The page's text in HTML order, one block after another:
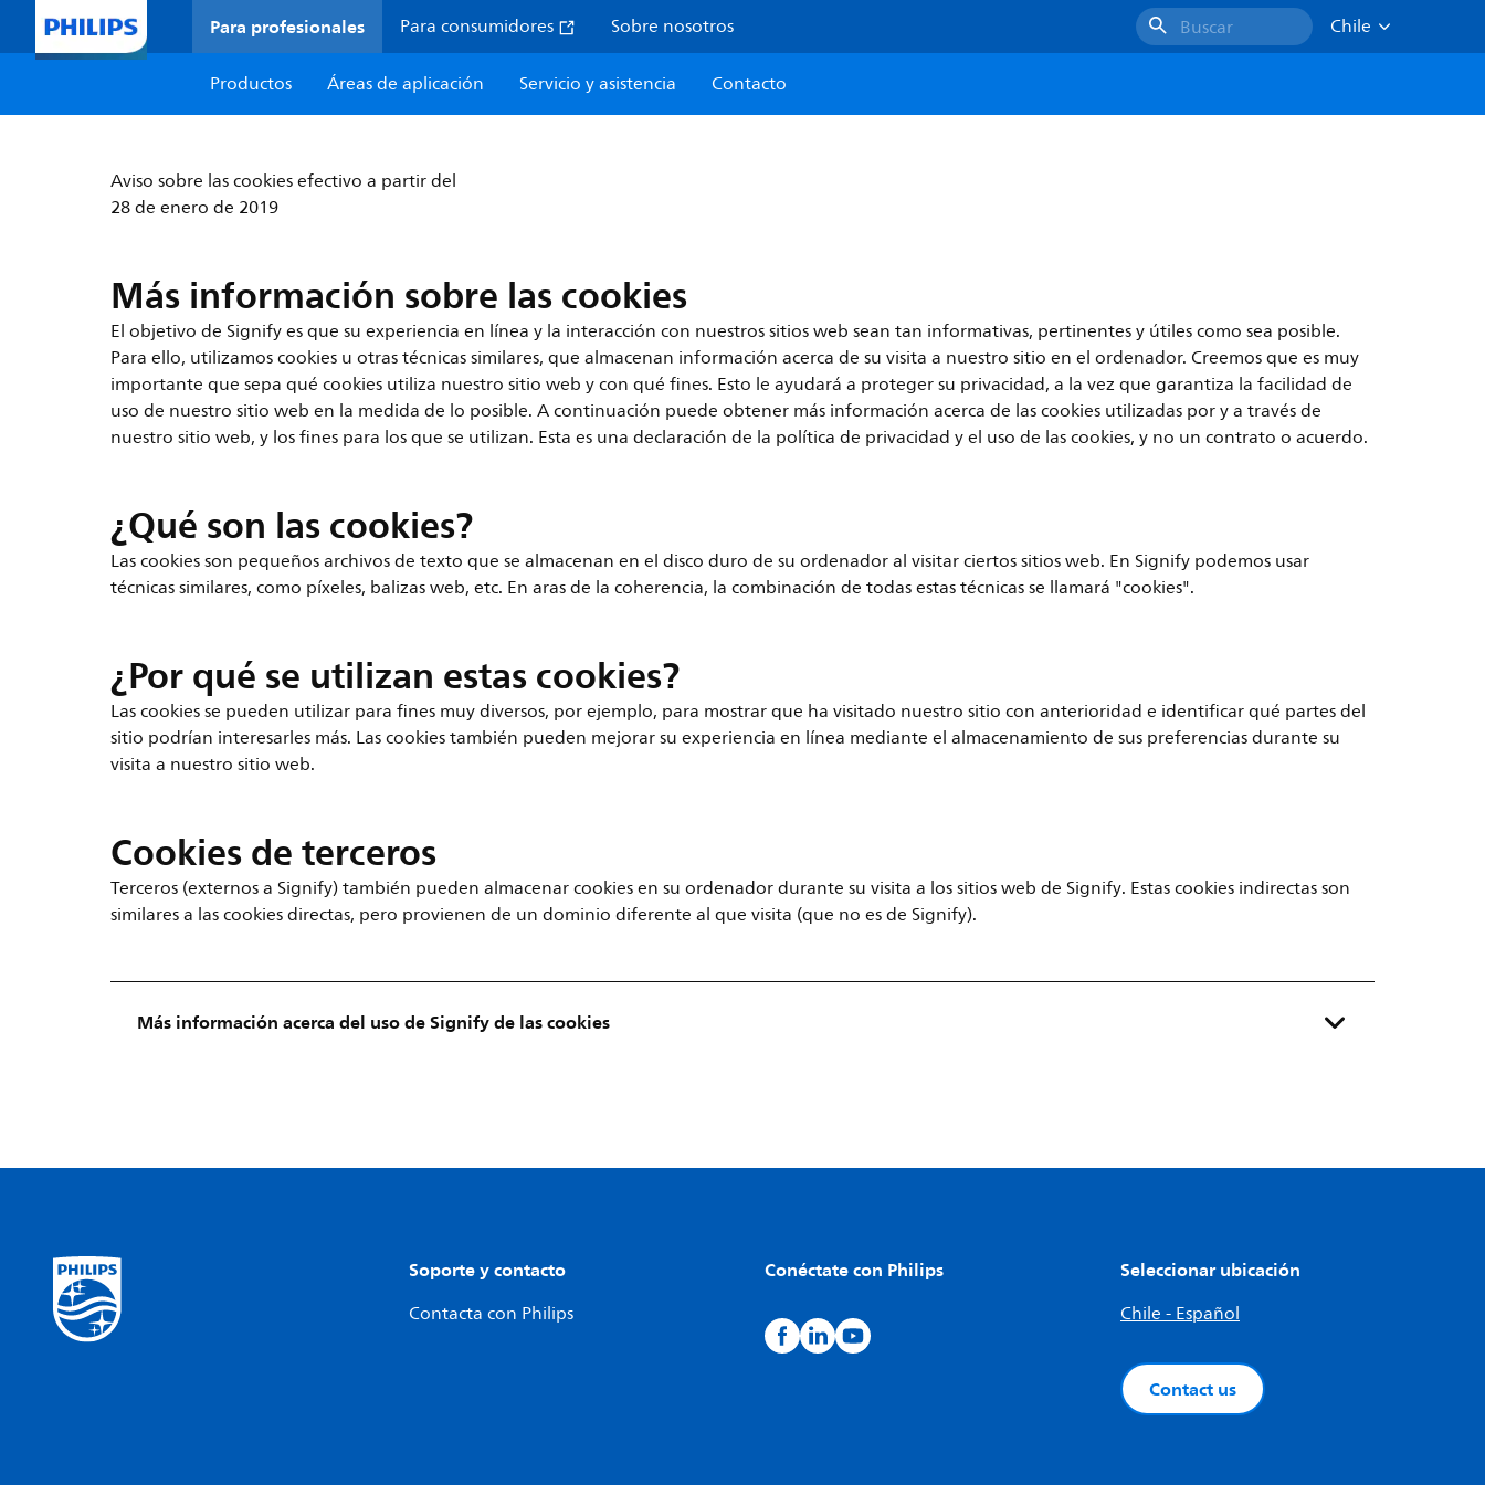
Para profesionales Para consumidores Sobre nosotros Buscar
Chile
Productos
Áreas de aplicación Servicio y asistencia Contacto
Aviso sobre las cookies efectivo a partir del
28 de enero de 2019
Más información sobre las cookies
El objetivo de Signify es que su experiencia en línea y la interacción con nuestros sitios web sean tan informativas, pertinentes y útiles como sea posible.
Para ello, utilizamos cookies u otras técnicas similares, que almacenan información acerca de su visita a nuestro sitio en el ordenador. Creemos que es muy
importante que sepa qué cookies utiliza nuestro sitio web y con qué fines. Esto le ayudará a proteger su privacidad, a la vez que garantiza la facilidad de
uso de nuestro sitio web en la medida de lo posible. A continuación puede obtener más información acerca de las cookies utilizadas por y a través de
nuestro sitio web, y los fines para los que se utilizan. Esta es una declaración de la política de privacidad y el uso de las cookies, y no un contrato o acuerdo.
¿Qué son las cookies?
Las cookies son pequeños archivos de texto que se almacenan en el disco duro de su ordenador al visitar ciertos sitios web. En Signify podemos usar
técnicas similares, como píxeles, balizas web, etc. En aras de la coherencia, la combinación de todas estas técnicas se llamará "cookies".
¿Por qué se utilizan estas cookies?
Las cookies se pueden utilizar para fines muy diversos, por ejemplo, para mostrar que ha visitado nuestro sitio con anterioridad e identificar qué partes del
sitio podrían interesarles más. Las cookies también pueden mejorar su experiencia en línea mediante el almacenamiento de sus preferencias durante su
visita a nuestro sitio web.
Cookies de terceros
Terceros (externos a Signify) también pueden almacenar cookies en su ordenador durante su visita a los sitios web de Signify. Estas cookies indirectas son
similares a las cookies directas, pero provienen de un dominio diferente al que visita (que no es de Signify).
Más información acerca del uso de Signify de las cookies
Soporte y contacto
Contacta con Philips
Conéctate con Philips Seleccionar ubicación
Chile - Español
Contact us